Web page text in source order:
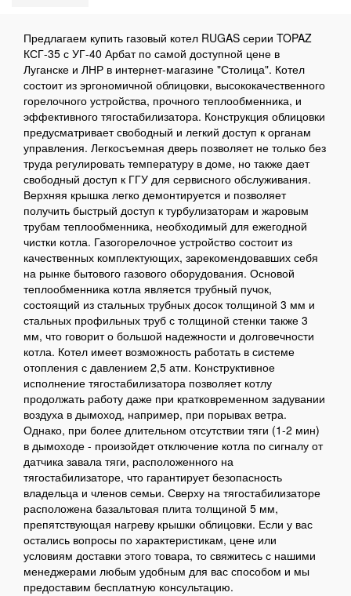
Предлагаем купить газовый котел RUGAS серии TOPAZ
КСГ-35 с УГ-40 Арбат по самой доступной цене в
Луганске и ЛНР в интернет-магазине "Столица". Котел
состоит из эргономичной облицовки, высококачественного
горелочного устройства, прочного теплообменника, и
эффективного тягостабилизатора. Конструкция облицовки
предусматривает свободный и легкий доступ к органам
управления. Легкосъемная дверь позволяет не только без
труда регулировать температуру в доме, но также дает
свободный доступ к ГГУ для сервисного обслуживания.
Верхняя крышка легко демонтируется и позволяет
получить быстрый доступ к турбулизаторам и жаровым
трубам теплообменника, необходимый для ежегодной
чистки котла. Газогорелочное устройство состоит из
качественных комплектующих, зарекомендовавших себя
на рынке бытового газового оборудования. Основой
теплообменника котла является трубный пучок,
состоящий из стальных трубных досок толщиной 3 мм и
стальных профильных труб с толщиной стенки также 3
мм, что говорит о большой надежности и долговечности
котла. Котел имеет возможность работать в системе
отопления с давлением 2,5 атм. Конструктивное
исполнение тягостабилизатора позволяет котлу
продолжать работу даже при кратковременном задувании
воздуха в дымоход, например, при порывах ветра.
Однако, при более длительном отсутствии тяги (1-2 мин)
в дымоходе - произойдет отключение котла по сигналу от
датчика завала тяги, расположенного на
тягостабилизаторе, что гарантирует безопасность
владельца и членов семьи. Сверху на тягостабилизаторе
расположена базальтовая плита толщиной 5 мм,
препятствующая нагреву крышки облицовки. Если у вас
остались вопросы по характеристикам, цене или
условиям доставки этого товара, то свяжитесь с нашими
менеджерами любым удобным для вас способом и мы
предоставим бесплатную консультацию.